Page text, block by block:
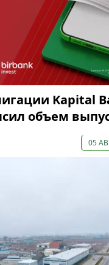
Kapital
объем
05